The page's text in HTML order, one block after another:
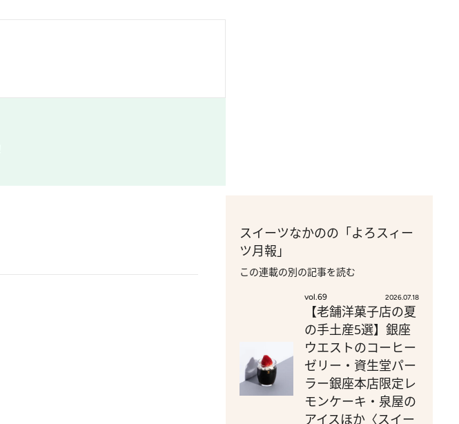
スイーツなかのの「よろスィー
ツ月報」
この連載の別の記事を読む
vol.69 2026.07.18
【老舗洋菓子店の夏
の手土産5選】銀座
ウエストのコーヒー
ゼリー・資生堂パー
ラー銀座本店限定レ
モンケーキ・泉屋の
アイスほか〈スイー